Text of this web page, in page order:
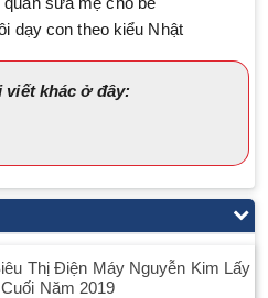
dạy con theo kiểu Nhật
viết khác ở đây:
Thị Điện Máy Nguyễn Kim Lấy
Năm 2019